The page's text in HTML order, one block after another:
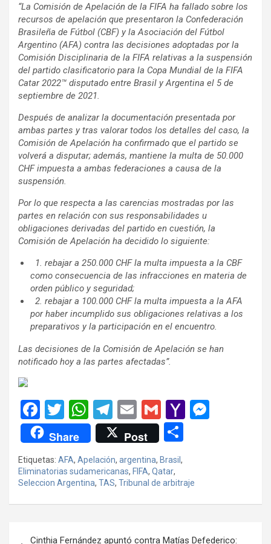
“La Comisión de Apelación de la FIFA ha fallado sobre los
recursos de apelación que presentaron la Confederación
Brasileña de Fútbol (CBF) y la Asociación del Fútbol
Argentino (AFA) contra las decisiones adoptadas por la
Comisión Disciplinaria de la FIFA relativas a la suspensión
del partido clasificatorio para la Copa Mundial de la FIFA
Catar 2022™ disputado entre Brasil y Argentina el 5 de
septiembre de 2021.
Después de analizar la documentación presentada por
ambas partes y tras valorar todos los detalles del caso, la
Comisión de Apelación ha confirmado que el partido se
volverá a disputar; además, mantiene la multa de 50.000
CHF impuesta a ambas federaciones a causa de la
suspensión.
Por lo que respecta a las carencias mostradas por las
partes en relación con sus responsabilidades u
obligaciones derivadas del partido en cuestión, la
Comisión de Apelación ha decidido lo siguiente:
1. rebajar a 250.000 CHF la multa impuesta a la CBF
como consecuencia de las infracciones en materia de
orden público y seguridad;
2. rebajar a 100.000 CHF la multa impuesta a la AFA
por haber incumplido sus obligaciones relativas a los
preparativos y la participación en el encuentro.
Las decisiones de la Comisión de Apelación se han
notificado hoy a las partes afectadas”.
F
a
ce
b
o
o
T
wi
tt
er
W
h
at
s
A
p
T
el
e
gr
a
m
E
m
ail
G
m
ail
Y
o
M er
Share Post
p
ar
Etiquetas: AFA, Apelación, argentina, Brasil ,
Eliminatorias sudamericanas, FIFA, Qatar,
Seleccion Argentina, TAS, Tribunal de arbitraje
Cinthia Fernández apuntó contra Matías Defederico: